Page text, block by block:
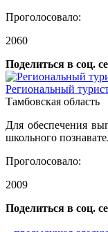
Проголосовало:
2060
Поделиться в соц.
Региональный
Тамбовская область
Для обеспечения
школьного
Проголосовало:
2009
Поделиться в соц.